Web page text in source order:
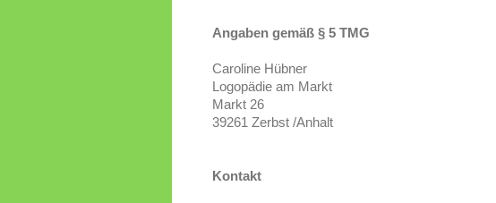
Angaben gemäß § 5 TMG
Caroline Hübner
Logopädie am Markt
Markt 26
39261 Zerbst /Anhalt
Kontakt